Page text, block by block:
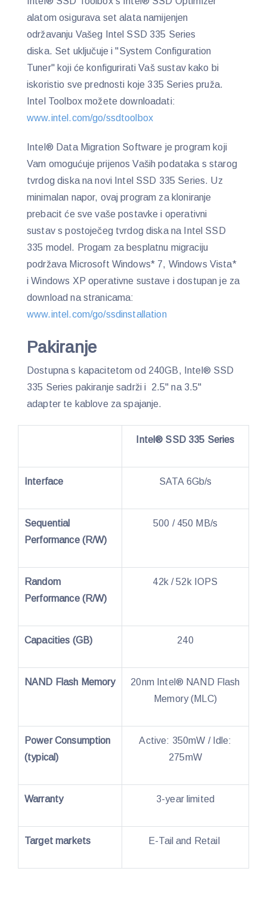
alatom osigurava set alata namijenjen
održavanju Vašeg Intel SSD 335 Series
diska. Set uključuje i "System Configuration
Tuner" koji će konfigurirati Vaš sustav kako bi
iskoristio sve prednosti koje 335 Series pruža.
Intel Toolbox možete downloadati:
www.intel.com/go/ssdtoolbox
Intel® Data Migration Software je program koji
Vam omogućuje prijenos Vaših podataka s starog
tvrdog diska na novi Intel SSD 335 Series. Uz
minimalan napor, ovaj program za kloniranje
prebacit će sve vaše postavke i operativni
sustav s postoječeg tvrdog diska na Intel SSD
335 model. Progam za besplatnu migraciju
podržava Microsoft Windows* 7, Windows Vista*
i Windows XP operativne sustave i dostupan je za
download na stranicama:
www.intel.com/go/ssdinstallation
Pakiranje
Dostupna s kapacitetom od 240GB, Intel® SSD
335 Series pakiranje sadrži i 2.5" na 3.5"
adapter te kablove za spajanje.
Intel® SSD 335 Series
Interface SATA 6Gb/s
Sequential
Performance (R/W)
500 / 450 MB/s
Random
Performance (R/W)
42k / 52k IOPS
Capacities (GB) 240
NAND Flash Memory
20nm Intel® NAND Flash
Memory (MLC)
Power Consumption
(typical)
Active: 350mW / Idle:
275mW
Warranty 3-year limited
Target markets E-Tail and Retail